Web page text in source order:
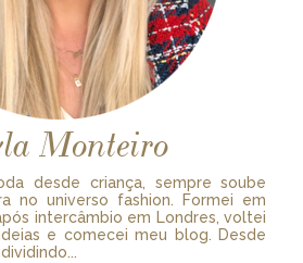
Monteiro
desde criança, sempre soube
no universo fashion. Formei em
intercâmbio em Londres, voltei
e comecei meu blog. Desde